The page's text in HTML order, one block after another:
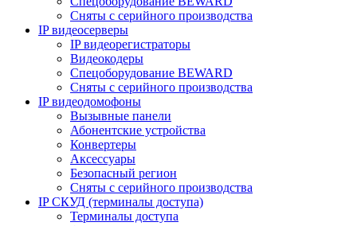
Сняты с серийного производства
IP видеосерверы
IP видеорегистраторы
Видеокодеры
Спецоборудование BEWARD
Сняты с серийного производства
IP видеодомофоны
Вызывные панели
Абонентские устройства
Конвертеры
Аксессуары
Безопасный регион
Сняты с серийного производства
IP СКУД (терминалы доступа)
Терминалы доступа